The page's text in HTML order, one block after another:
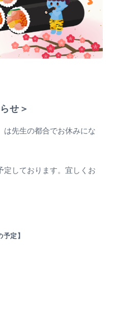
せ＞
先生の都合でお休みにな
定しております。宜しくお
予定】